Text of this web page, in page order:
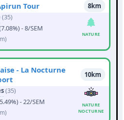
Tour
8km
(35)
- 8/SEM
NATURE
- La Nocturne
10km
(35)
- 22/SEM
NATURE
NOCTURNE